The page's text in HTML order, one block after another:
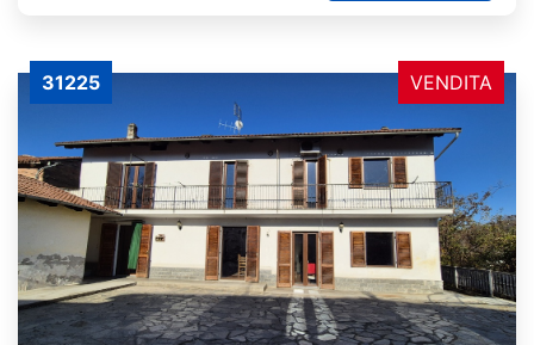
VENDITA
31225